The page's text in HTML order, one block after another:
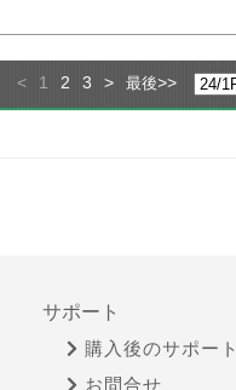
< 1 2 3 > 最後>>
サポート
購入後のサポート
お問合せ